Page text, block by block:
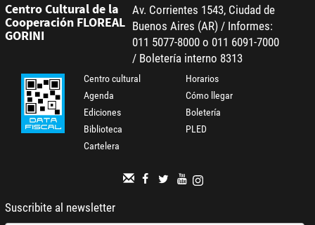
Centro Cultural de la
Cooperación FLOREAL
GORINI
Av. Corrientes 1543, Ciudad de
Buenos Aires (AR) / Informes:
011 5077-8000 o 011 6091-7000
/ Boletería interno 8313
Centro cultural
Agenda
Ediciones
Biblioteca
Cartelera
Horarios
Cómo llegar
Boletería
PLED
Suscribite al newsletter